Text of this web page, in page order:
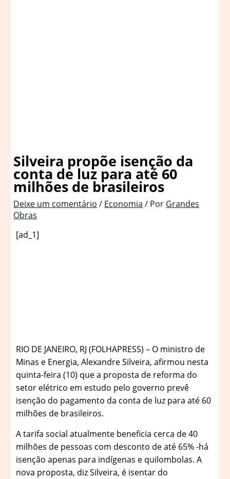
Silveira propõe isenção da
conta de luz para até 60
milhões de brasileiros
Deixe um comentário / Economia / Por Grandes
Obras
[ad_1]
RIO DE JANEIRO, RJ (FOLHAPRESS) – O ministro de
Minas e Energia, Alexandre Silveira, afirmou nesta
quinta-feira (10) que a proposta de reforma do
setor elétrico em estudo pelo governo prevê
isenção do pagamento da conta de luz para até 60
milhões de brasileiros.
A tarifa social atualmente beneficia cerca de 40
milhões de pessoas com desconto de até 65% -há
isenção apenas para indígenas e quilombolas. A
nova proposta, diz Silveira, é isentar do